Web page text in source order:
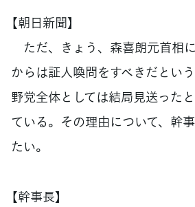
【朝日新聞】
ただ、きょう、森喜朗元首相
からは証人喚問をすべきだとい
野党全体としては結局見送った
ている。その理由について、幹
たい。
【幹事長】